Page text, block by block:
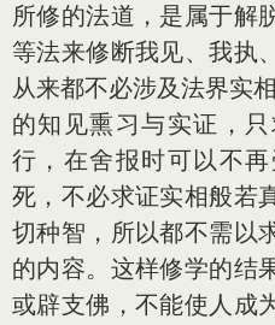
所修的法道，是属于解
等法来修断我见、我执
从来都不必涉及法界实
的知见熏习与实证，
行，在舍报时可以不
死，不必求证实相般若
切种智，所以都不需以
的内容。这样修学的结
或辟支佛，不能使人成